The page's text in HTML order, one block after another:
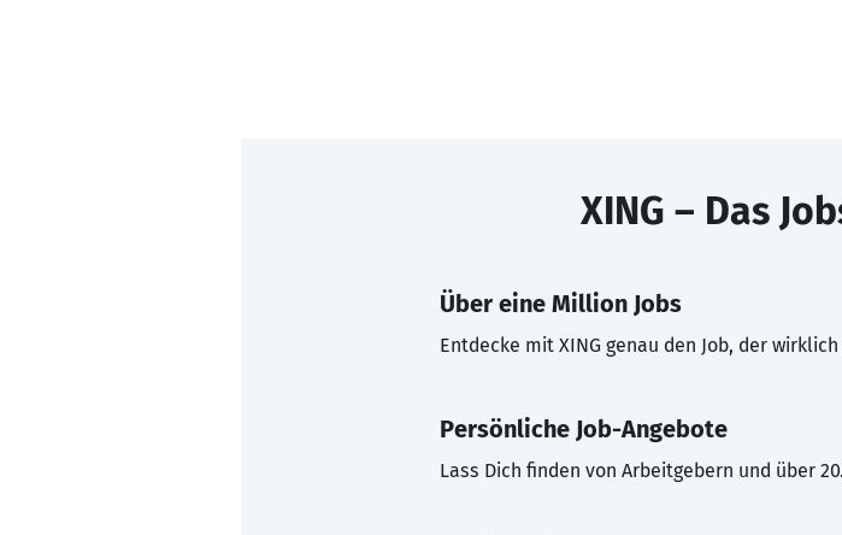
XING – Das
Über eine Million Jobs
Entdecke mit XING genau den Job, der
Persönliche Job-Angebote
Lass Dich finden von Arbeitgebern und über